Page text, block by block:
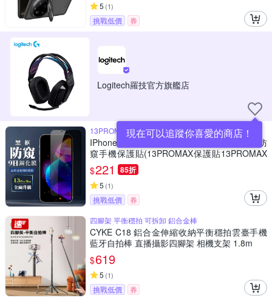
5 (1)
挑戰低價 券
Logitech羅技官方旗艦店
現在可以追蹤你喜愛的商店！
13PROMAX保護貼
IPhone 13PROMAX 9H滿版玻璃鋼化膜黑框防
窺手機保護貼(13PROMAX保護貼13PROMAX
鋼化膜)
$221 85折
5 (1)
挑戰低價
券
四腳架 平衡穩拍 可拆卸 鋁合金棒
CYKE C18 鋁合金伸縮收納平衡穩拍雲臺手機
藍牙自拍棒 直播攝影四腳架 相機支架 1.8m
$619
5 (1)
挑戰低價
券